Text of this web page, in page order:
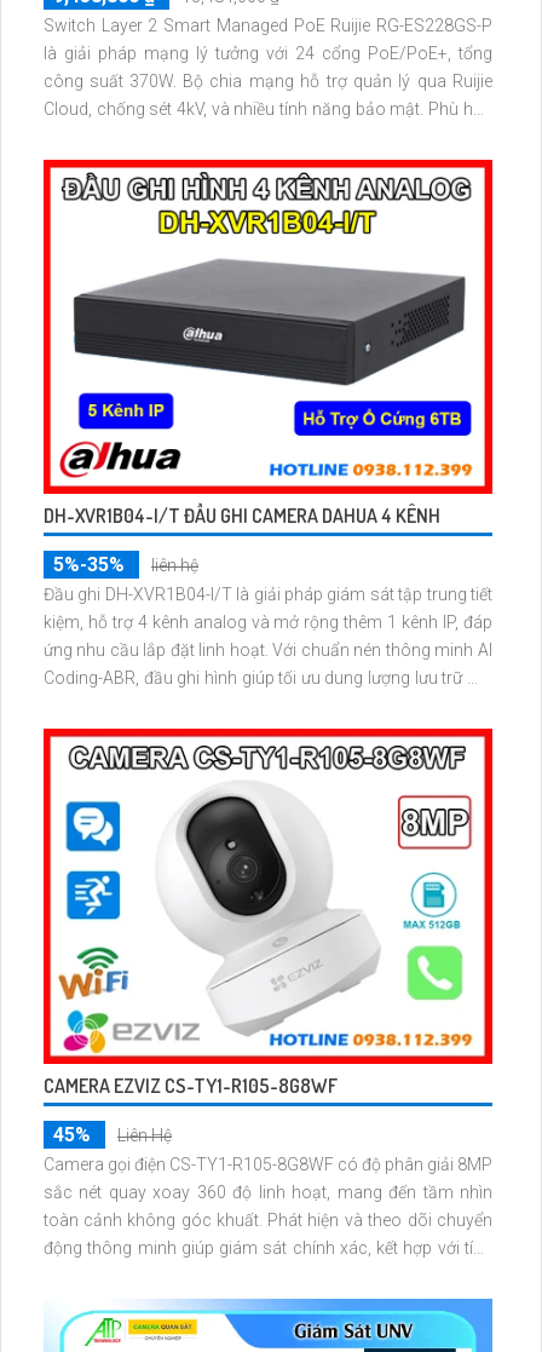
Switch Layer 2 Smart Managed PoE Ruijie RG-ES228GS-P
là giải pháp mạng lý tưởng với 24 cổng PoE/PoE+, tổng
công suất 370W. Bộ chia mạng hỗ trợ quản lý qua Ruijie
Cloud, chống sét 4kV, và nhiều tính năng bảo mật. Phù hợp
DH-XVR1B04-I/T ĐẦU GHI CAMERA DAHUA 4 KÊNH
5%-35%
liên hệ
Đầu ghi DH-XVR1B04-I/T là giải pháp giám sát tập trung tiết
kiệm, hỗ trợ 4 kênh analog và mở rộng thêm 1 kênh IP, đáp
ứng nhu cầu lắp đặt linh hoạt. Với chuẩn nén thông minh AI
Coding-ABR, đầu ghi hình giúp tối ưu dung lượng lưu trữ mà
CAMERA EZVIZ CS-TY1-R105-8G8WF
45%
Liên Hệ
Camera gọi điện CS-TY1-R105-8G8WF có độ phân giải 8MP
sắc nét quay xoay 360 độ linh hoạt, mang đến tầm nhìn
toàn cảnh không góc khuất. Phát hiện và theo dõi chuyển
động thông minh giúp giám sát chính xác, kết hợp với tính